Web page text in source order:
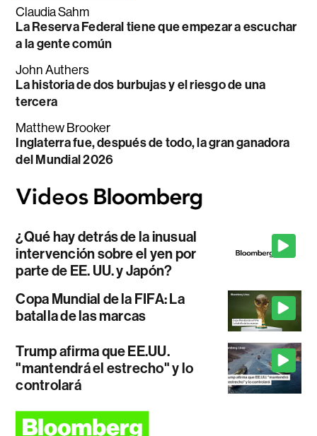
Claudia Sahm
La Reserva Federal tiene que empezar a escuchar
a la gente común
John Authers
La historia de dos burbujas y el riesgo de una
tercera
Matthew Brooker
Inglaterra fue, después de todo, la gran ganadora
del Mundial 2026
¿Qué hay detrás de la inusual
intervención sobre el yen por
parte de EE. UU. y Japón?
Copa Mundial de la FIFA: La
batalla de las marcas
Trump afirma que EE.UU.
"mantendrá el estrecho" y lo
controlará